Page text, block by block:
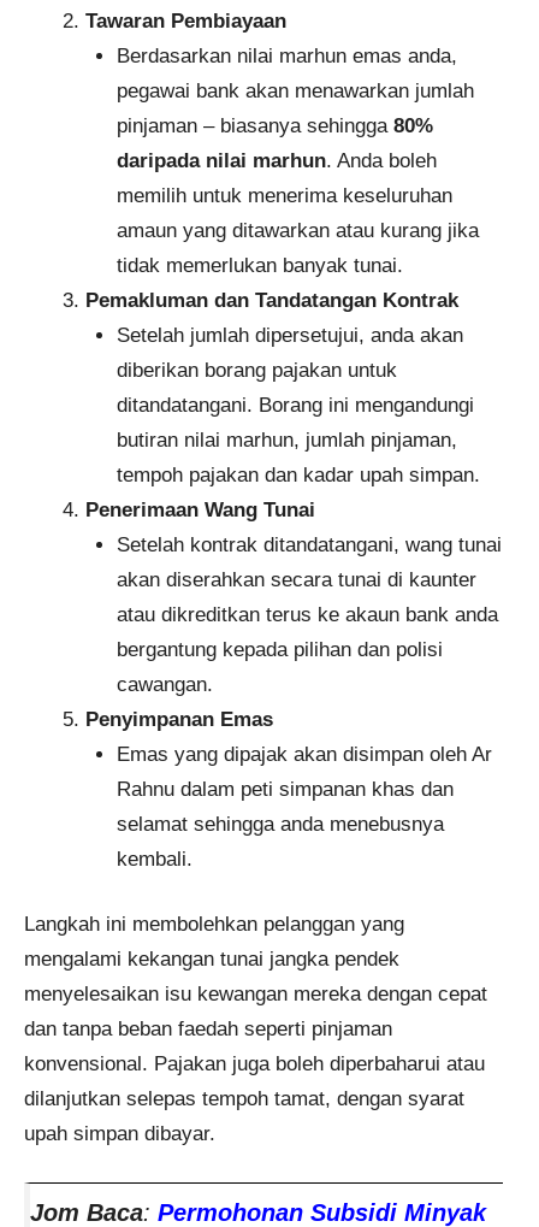
Tawaran Pembiayaan
Berdasarkan nilai marhun emas anda,
pegawai bank akan menawarkan jumlah
pinjaman – biasanya sehingga 80%
daripada nilai marhun. Anda boleh
memilih untuk menerima keseluruhan
amaun yang ditawarkan atau kurang jika
tidak memerlukan banyak tunai.
Pemakluman dan Tandatangan Kontrak
Setelah jumlah dipersetujui, anda akan
diberikan borang pajakan untuk
ditandatangani. Borang ini mengandungi
butiran nilai marhun, jumlah pinjaman,
tempoh pajakan dan kadar upah simpan.
Penerimaan Wang Tunai
Setelah kontrak ditandatangani, wang tunai
akan diserahkan secara tunai di kaunter
atau dikreditkan terus ke akaun bank anda
bergantung kepada pilihan dan polisi
cawangan.
Penyimpanan Emas
Emas yang dipajak akan disimpan oleh Ar
Rahnu dalam peti simpanan khas dan
selamat sehingga anda menebusnya
kembali.
Langkah ini membolehkan pelanggan yang
mengalami kekangan tunai jangka pendek
menyelesaikan isu kewangan mereka dengan cepat
dan tanpa beban faedah seperti pinjaman
konvensional. Pajakan juga boleh diperbaharui atau
dilanjutkan selepas tempoh tamat, dengan syarat
upah simpan dibayar.
Jom Baca: Permohonan Subsidi Minyak